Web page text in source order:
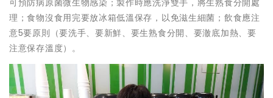
可預防病原菌微生物感染；製作時應洗淨雙手，將生熟食分開處
理；食物沒食用完要放冰箱低溫保存，以免滋生細菌；飲食應注
意5要原則（要洗手、要新鮮、要生熟食分開、要澈底加熱、要
注意保存溫度）。